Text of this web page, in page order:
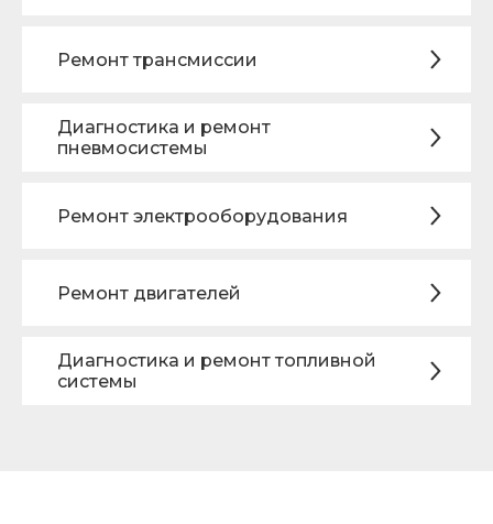
Ремонт трансмиссии
Диагностика и ремонт
пневмосистемы
Ремонт электрооборудования
Ремонт двигателей
Диагностика и ремонт топливной
системы